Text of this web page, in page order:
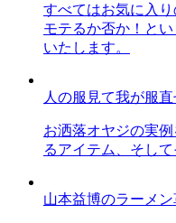
すべてはお気に入
モテるか否か！と
いたします。
人の服見て我が服
お洒落オヤジの実
るアイテム、そし
山本益博のラーメン